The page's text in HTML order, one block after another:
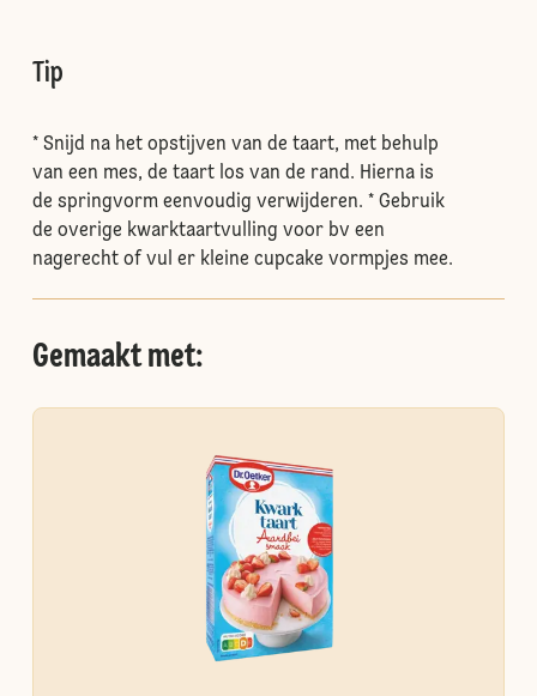
Tip
* Snijd na het opstijven van de taart, met behulp
van een mes, de taart los van de rand. Hierna is
de springvorm eenvoudig verwijderen. * Gebruik
de overige kwarktaartvulling voor bv een
nagerecht of vul er kleine cupcake vormpjes mee.
Gemaakt met: